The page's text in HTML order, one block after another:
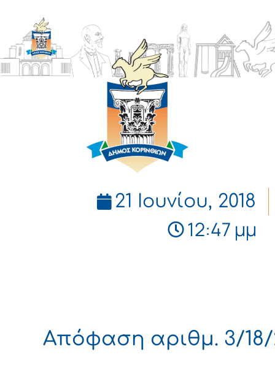
ΔΗΜΟΣ
ΚΟΡΙΝΘΙΩΝ
21 Ιουνίου, 2018
12:47 μμ
Απόφαση αριθμ. 3/18/